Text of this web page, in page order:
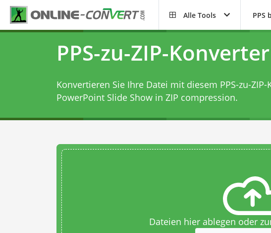
Alle Tools PPS
PPS-zu-ZIP-Konverter
Konvertieren Sie Ihre Datei mit diesem PPS-zu-
PowerPoint Slide Show in ZIP compression.
Dateien hier ablegen oder